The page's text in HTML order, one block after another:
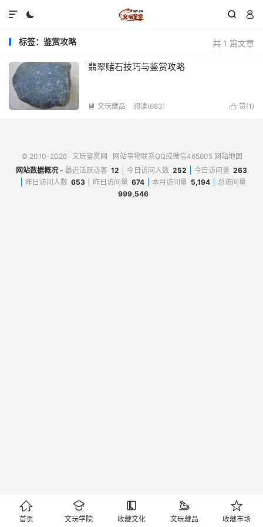
  

共 1 篇文章
标签：鉴赏攻略
翡翠赌石技巧与鉴赏攻略
 赞(1 )
 文玩藏品 阅读(683)
© 2010-2026 文玩鉴赏网 网站事物联系QQ或微信465605 网站地图
网站数据概况 - 最近活跃访客 12 今日访问人数 252 今日访问量 263
昨日访问人数 653 昨日访问量 674 本月访问量 5,194
总访问量
999,546

首页

文玩学院

收藏文化

文玩藏品

收藏市场